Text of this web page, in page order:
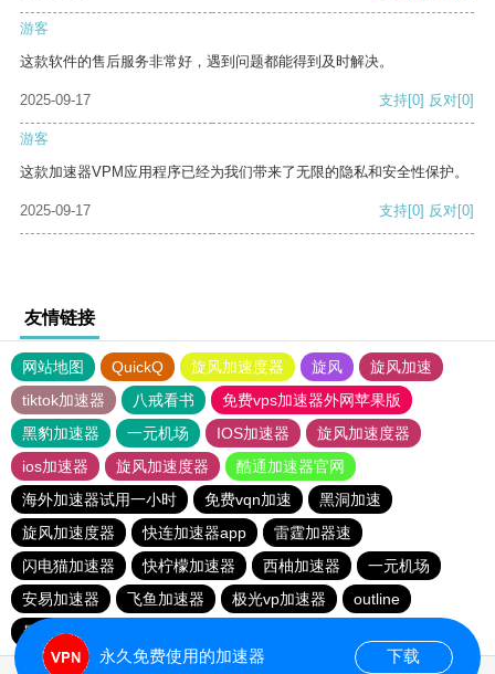
游客
这款软件的售后服务非常好，遇到问题都能得到及时解决。
2025-09-17 支持[0] 反对[0]
游客
这款加速器VPM应用程序已经为我们带来了无限的隐私和安全性保护。
2025-09-17 支持[0] 反对[0]
友情链接
网站地图 QuickQ 旋风加速度器 旋风
旋风加速
tiktok加速器
八戒看书
免费vps加速器外网苹果版
黑豹加速器
一元机场 IOS加速器
旋风加速度器
ios加速器
旋风加速度器
酷通加速器官网
海外加速器试用一小时
免费vqn加速
黑洞加速
旋风加速度器
快连加速器app
雷霆加器速
闪电猫加速器
快柠檬加速器 西柚加速器
一元机场
安易加速器
飞鱼加速器 极光vp加速器
outline
暴雪vp永久免费加速器下载官网
永久免费使用的加速器 下载